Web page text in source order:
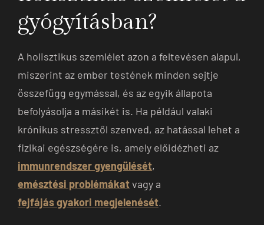
gyógyításban?
A holisztikus szemlélet azon a feltevésen alapul,
miszerint az ember testének minden sejtje
összefügg egymással, és az egyik állapota
befolyásolja a másikét is. Ha például valaki
krónikus stressztől szenved, az hatással lehet a
fizikai egészségére is, amely előidézheti az
immunrendszer gyengülését,
emésztési problémákatvagy a
fejfájás gyakori megjelenését.